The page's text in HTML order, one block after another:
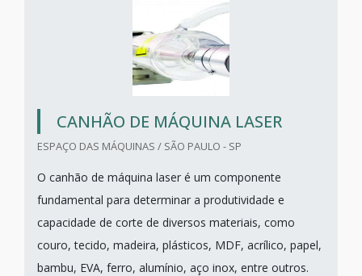
CANHÃO DE MÁQUINA LASER
ESPAÇO DAS MÁQUINAS / SÃO PAULO - SP
O canhão de máquina laser é um componente
fundamental para determinar a produtividade e
capacidade de corte de diversos materiais, como
couro, tecido, madeira, plásticos, MDF, acrílico, papel,
bambu, EVA, ferro, alumínio, aço inox, entre outros.